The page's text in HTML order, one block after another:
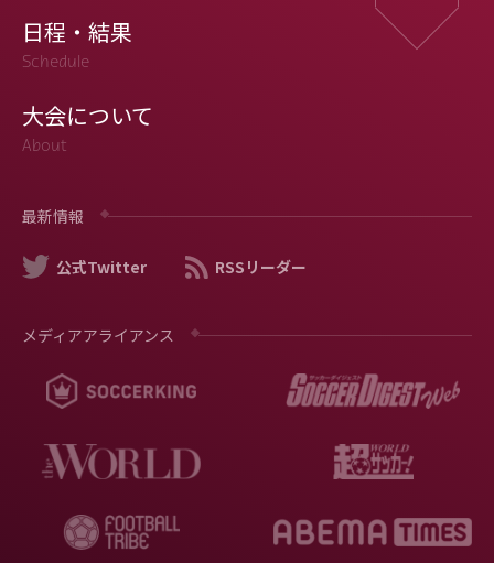
日程・結果
Schedule
大会について
About
最新情報
公式Twitter RSSリーダー
メディアアライアンス